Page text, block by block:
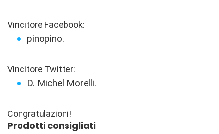
Vincitore Facebook:
pinopino.
Vincitore Twitter:
D. Michel Morelli.
Congratulazioni!
Prodotti consigliati